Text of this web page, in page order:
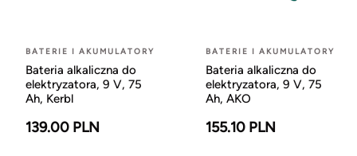
BATERIE I AKUMULATORY
Bateria alkaliczna do
elektryzatora, 9 V, 75
Ah, Kerbl
139.00 PLN
BATERIE I AKUMULATORY
Bateria alkaliczna do
elektryzatora, 9 V, 75
Ah, AKO
155.10 PLN